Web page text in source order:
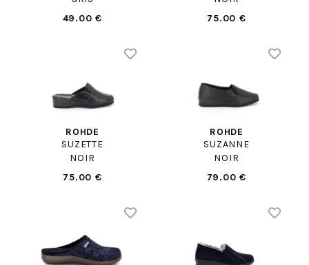
49.00 €
75.00 €
ROHDE
SUZETTE
NOIR
75.00 €
ROHDE
SUZANNE
NOIR
79.00 €